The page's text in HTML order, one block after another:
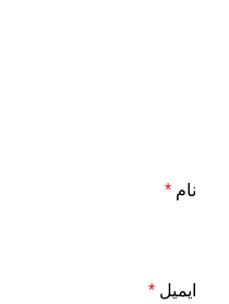
نام *
ایمیل *